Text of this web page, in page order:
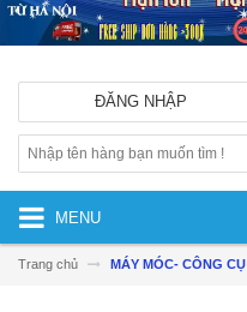
ĐĂNG NHẬP
MENU
Trang chủ MÁY MÓC- CÔNG CỤ